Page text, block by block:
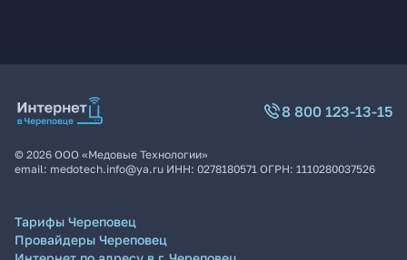
8 800 123-13-15
© 2026 ООО «Медовые Технологии»
email: medotech.info@ya.ru ИНН: 0278180571 ОГРН: 1110280037526
Тарифы Череповец
Провайдеры Череповец